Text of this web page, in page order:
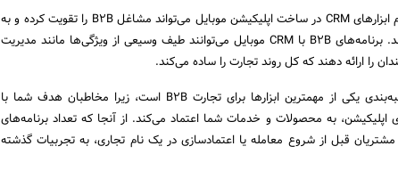
مدیریت ارتباط با مشتری (CRM) ادغام ابزارهای CRM در ساخت اپلیکیشن موبایل می‌تواند مشاغل B2B را تقویت کرده و به
ایجاد ارتباط بهتر با مشتریان کمک کند. برنامه‌های B2B با CRM موبایل می‌توانند طیف وسیعی از ویژگی‌ها مانند مدیریت
را ارائه دهند که کل روند تجارت را ساده می‌کند.
بررسی و رتبه‌بندی گزینه بررسی و رتبه‌بندی یکی از مهمترین ابزارها برای تجارت B2B است، زیرا مخاطبان هدف شما با
اپلیکیشن‌، به محصولات و خدمات شما اعتماد می‌کند. از آنجا که تعداد برنامه‌های
قبل از شروع معامله یا اعتمادسازی در یک نام تجاری‌، به تجربیات گذشته